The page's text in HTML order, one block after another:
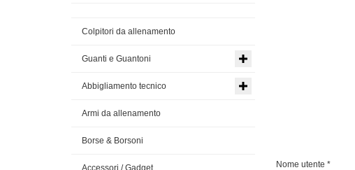
Nome utente *
Colpitori da allenamento
Guanti e Guantoni
Abbigliamento tecnico
Armi da allenamento
Borse & Borsoni